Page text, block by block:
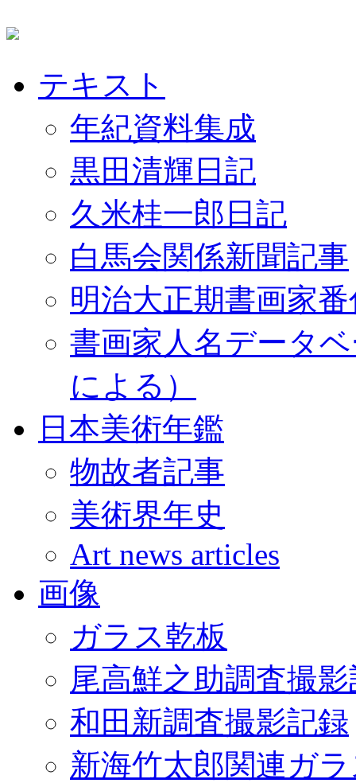
テキスト
年紀資料集成
黒田清輝日記
久米桂一郎日記
白馬会関係新聞記事
明治大正期書画家
書画家人名データ
による）
日本美術年鑑
物故者記事
美術界年史
Art news articles
画像
ガラス乾板
尾高鮮之助調査撮
和田新調査撮影記録
新海竹太郎関連ガ